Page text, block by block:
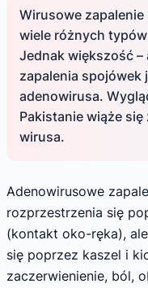
Wirusowe
wiele różnych
Jednak większość –
zapalenia spojówek
adenowirusa.
Pakistanie wiąże
wirusa.
Adenowirusowe
rozprzestrzenia się
(kontakt oko-ręka),
się poprzez kaszel i
zaczerwienienie, ból,